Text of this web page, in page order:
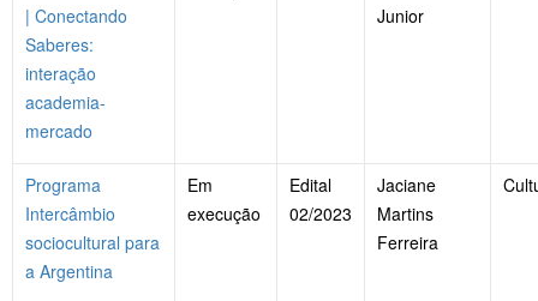
| Conectando
Saberes:
interação
academia-
mercado
Junior
Programa
Intercâmbio
sociocultural para
a Argentina
Em
execução
Edital
02/2023
Jaciane
Martins
Ferreira